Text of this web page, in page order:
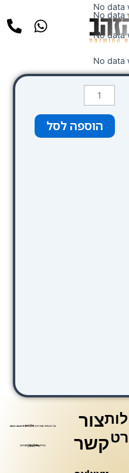
No data
No data
No data
No data
כמות
של
כחולהוספה לסל
צור
קשר